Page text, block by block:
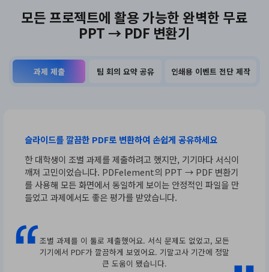
모든 프로젝트에 활용 가능한 완벽한 무료
PPT → PDF 변환기
과제 제출 팀 회의 요약 공유 인쇄용 이벤트 전단 제작
슬라이드를 깔끔한 PDF로 변환하여 손쉽게 공유하세요
한 대학생이 조별 과제를 제출하려고 했지만, 기기마다 서식이
깨져 고민이었습니다. PDFelement의 PPT → PDF 변환기
를 사용해 모든 화면에서 동일하게 보이는 안정적인 파일을 만
들었고 과제에서도 좋은 평가를 받았습니다.
조별 과제를 이 툴로 제출했어요. 서식 문제도 없었고, 모든
기기에서 PDF가 깔끔하게 보였어요. 기말고사 기간에 정말
큰 도움이 됐습니다.